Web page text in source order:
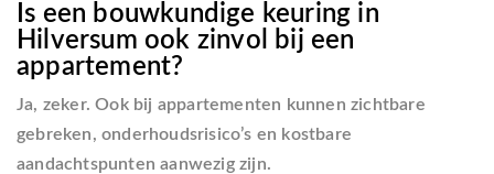
Is een bouwkundige keuring in
Hilversum ook zinvol bij een
appartement?
Ja, zeker. Ook bij appartementen kunnen zichtbare
gebreken, onderhoudsrisico’s en kostbare
aandachtspunten aanwezig zijn.